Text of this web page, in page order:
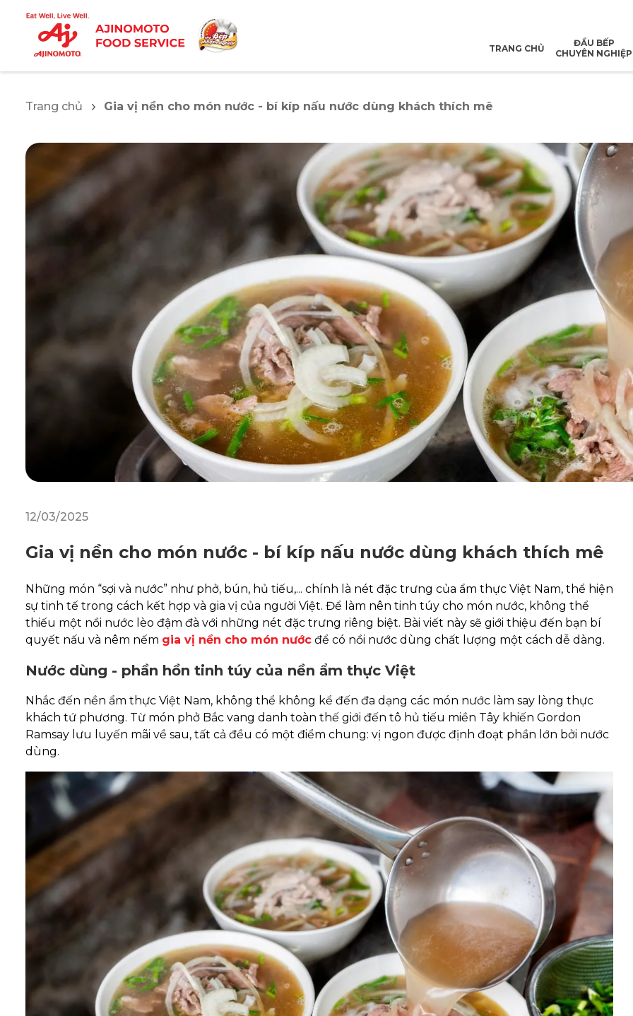
TRANG CHỦ
ĐẦU BẾP
CHUYÊN NGHIỆP
Trang chủ Gia vị nền cho món nước - bí kíp nấu nước dùng khách thích mê
12/03/2025
Gia vị nền cho món nước - bí kíp nấu nước dùng khách thích mê
Những món “sợi và nước” như phở, bún, hủ tiếu,... chính là nét đặc trưng của ẩm thực Việt Nam, thể hiện
sự tinh tế trong cách kết hợp và gia vị của người Việt. Để làm nên tinh túy cho món nước, không thể
thiếu một nồi nước lèo đậm đà với những nét đặc trưng riêng biệt. Bài viết này sẽ giới thiệu đến bạn bí
quyết nấu và nêm nếm gia vị nền cho món nước để có nồi nước dùng chất lượng một cách dễ dàng.
Nước dùng - phần hồn tinh túy của nền ẩm thực Việt
Nhắc đến nền ẩm thực Việt Nam, không thể không kể đến đa dạng các món nước làm say lòng thực
khách tứ phương. Từ món phở Bắc vang danh toàn thế giới đến tô hủ tiếu miền Tây khiến Gordon
Ramsay lưu luyến mãi về sau, tất cả đều có một điểm chung: vị ngon được định đoạt phần lớn bởi nước
dùng.